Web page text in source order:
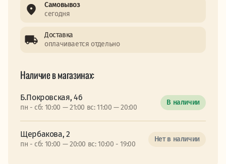
Самовывоз
сегодня
Доставка
оплачивается отдельно
Наличие в магазинах:
Б.Покровская, 46
пн - сб: 10:00 — 21:00 вс: 11:00 — 20:00
В наличии
Щербакова, 2
пн - сб: 10:00 — 20:00 вс: 10:00 - 19:00
Нет в наличии